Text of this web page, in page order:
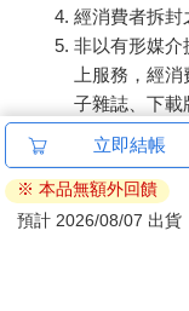
經消費者拆封
非以有形媒介
上服務，經
子雜誌、下載
已拆封之個
若非上列種類商
日）。